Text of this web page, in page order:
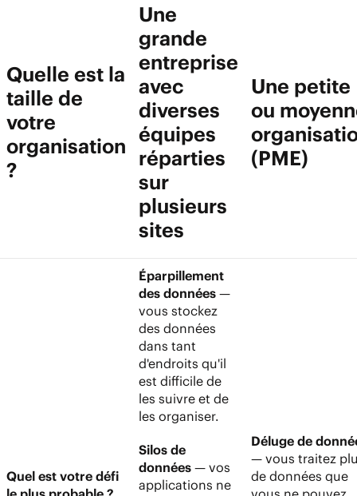
Quelle est la
taille de
votre
organisation
?
Une
grande
entreprise
avec
diverses
équipes
réparties
sur
plusieurs
sites
Une petite
ou
(PME)
Quel est votre défi
Éparpillement
des données —
vous stockez
des données
dans tant
d'endroits qu'il
est difficile de
les suivre et de
les organiser.
Silos de
données — vos
applications ne
Déluge de
— vous traitez
de données que